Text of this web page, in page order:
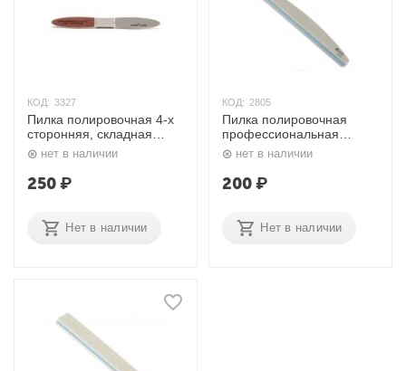
КОД: 3327
Пилка полировочная 4-х
сторонняя, складная
Classic BA-206-1 Zinger
нет в наличии
250₽
Нет в наличии
КОД: 2805
Пилка полировочная
профессиональная
Улыбка 2 в 1, 9102919HS
Dewal
нет в наличии
200₽
Нет в наличии